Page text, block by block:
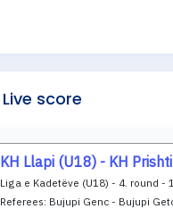
Live score
KH Llapi (U18) - KH
Liga e Kadetëve (U18) - 4. round -
Referees: Bujupi Genc - Bujupi